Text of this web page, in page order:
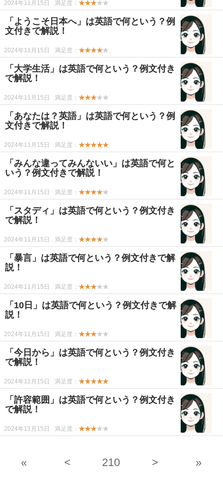
2024年11月15日 満足度： ★★★★★
「ようこそ日本へ」は英語で何という？例
文付きで解説！
2024年11月15日 満足度： ★★★★★
「大学生活」は英語で何という？例文付き
で解説！
2024年11月15日 満足度： ★★★★★
「あなたは？英語」は英語で何という？例
文付きで解説！
2024年11月15日 満足度： ★★★★★
「みんな違ってみんないい」は英語で何と
いう？例文付きで解説！
2024年11月15日 満足度： ★★★★★
「スタディ」は英語で何という？例文付き
で解説！
2024年11月15日 満足度： ★★★★★
「暴言」は英語で何という？例文付きで解
説！
2024年11月15日 満足度： ★★★★★
「10日」は英語で何という？例文付きで解
説！
2024年11月15日 満足度： ★★★★★
「今日から」は英語で何という？例文付き
で解説！
2024年11月15日 満足度： ★★★★★
「許容範囲」は英語で何という？例文付き
で解説！
2024年11月15日 満足度： ★★★★★
« < 210 > »